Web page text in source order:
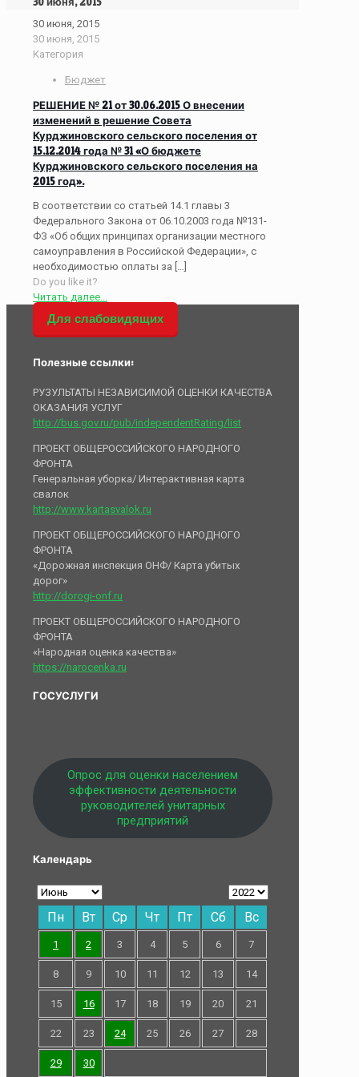
30 июня, 2015
30 июня, 2015
Категория
Бюджет
РЕШЕНИЕ № 21 от 30.06.2015 О внесении
изменений в решение Совета
Курджиновского сельского поселения от
15.12.2014 года № 31 «О бюджете
Курджиновского сельского поселения на
2015 год».
В соответствии со статьей 14.1 главы 3
Федерального Закона от 06.10.2003 года №131-
ФЗ «Об общих принципах организации местного
самоуправления в Российской Федерации», с
необходимостью оплаты за […]
Do you like it?
Читать далее...
Для слабовидящих
Полезные ссылки:
РУЗУЛЬТАТЫ НЕЗАВИСИМОЙ ОЦЕНКИ КАЧЕСТВА
ОКАЗАНИЯ УСЛУГ
http://bus.gov.ru/pub/independentRating/list
ПРОЕКТ ОБЩЕРОССИЙСКОГО НАРОДНОГО
ФРОНТА
Генеральная уборка/ Интерактивная карта
свалок
http://www.kartasvalok.ru
ПРОЕКТ ОБЩЕРОССИЙСКОГО НАРОДНОГО
ФРОНТА
«Дорожная инспекция ОНФ/ Карта убитых
дорог»
http://dorogi-onf.ru
ПРОЕКТ ОБЩЕРОССИЙСКОГО НАРОДНОГО
ФРОНТА
«Народная оценка качества»
https://narocenka.ru
ГОСУСЛУГИ
Опрос для оценки населением
эффективности деятельности
руководителей унитарных
предприятий
Календарь
Пн Вт Ср Чт Пт Сб Вс
1 2 3 4 5 6 7
8 9 10 11 12 13 14
15 16 17 18 19 20 21
22 23 24 25 26 27 28
29 30